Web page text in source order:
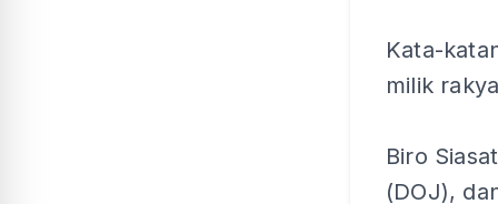
Kata-
milik
Biro
(DOJ),